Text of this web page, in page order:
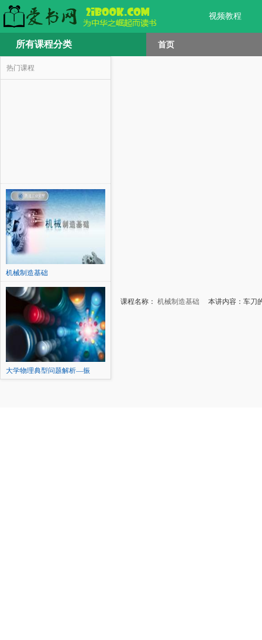
视频教程
所有课程分类 首页
热门课程
机械制造基础
大学物理典型问题解析—振
课程名称： 机械制造基础 本讲内容：车刀